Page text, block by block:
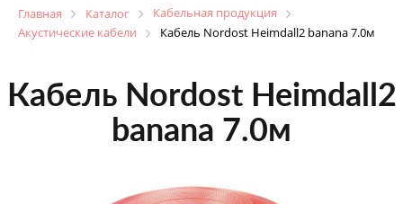
Главная Каталог
Кабельная продукция
Акустические кабели
Кабель Nordost Heimdall2 banana 7.0м
КАТАЛОГ
ДЕМО ЗАЛ
Кабель Nordost Heimdall2
banana 7.0м